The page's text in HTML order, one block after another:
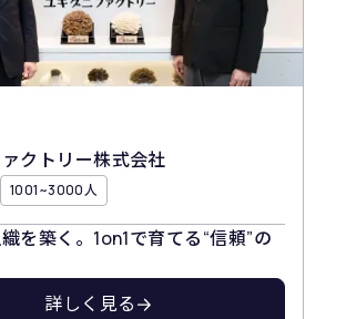
クトリー株式会社
1001~3000人
を築く。1on1で育てる“信頼”の
詳しく見る